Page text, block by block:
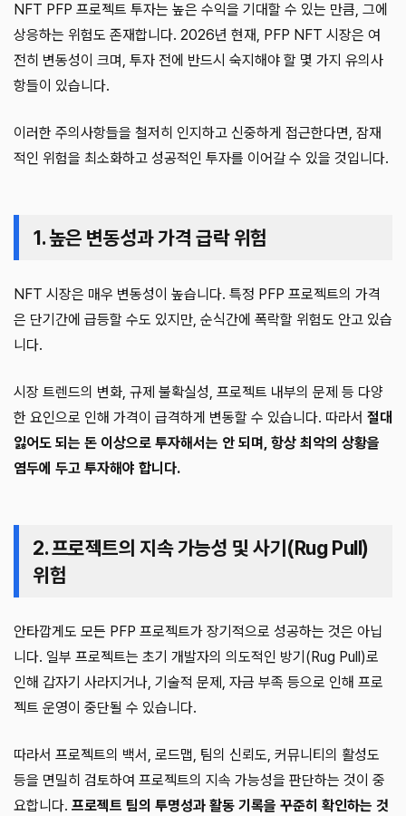
NFT PFP 프로젝트 투자는 높은 수익을 기대할 수 있는 만큼, 그에
상응하는 위험도 존재합니다. 2026년 현재, PFP NFT 시장은 여
전히 변동성이 크며, 투자 전에 반드시 숙지해야 할 몇 가지 유의사
항들이 있습니다.
이러한 주의사항들을 철저히 인지하고 신중하게 접근한다면, 잠재
적인 위험을 최소화하고 성공적인 투자를 이어갈 수 있을 것입니다.
1. 높은 변동성과 가격 급락 위험
NFT 시장은 매우 변동성이 높습니다. 특정 PFP 프로젝트의 가격
은 단기간에 급등할 수도 있지만, 순식간에 폭락할 위험도 안고 있습
니다.
시장 트렌드의 변화, 규제 불확실성, 프로젝트 내부의 문제 등 다양
한 요인으로 인해 가격이 급격하게 변동할 수 있습니다. 따라서 절대
잃어도 되는 돈 이상으로 투자해서는 안 되며, 항상 최악의 상황을
염두에 두고 투자해야 합니다.
2. 프로젝트의 지속 가능성 및 사기(Rug Pull)
위험
안타깝게도 모든 PFP 프로젝트가 장기적으로 성공하는 것은 아닙
니다. 일부 프로젝트는 초기 개발자의 의도적인 방기(Rug Pull)로
인해 갑자기 사라지거나, 기술적 문제, 자금 부족 등으로 인해 프로
젝트 운영이 중단될 수 있습니다.
따라서 프로젝트의 백서, 로드맵, 팀의 신뢰도, 커뮤니티의 활성도
등을 면밀히 검토하여 프로젝트의 지속 가능성을 판단하는 것이 중
요합니다. 프로젝트 팀의 투명성과 활동 기록을 꾸준히 확인하는 것